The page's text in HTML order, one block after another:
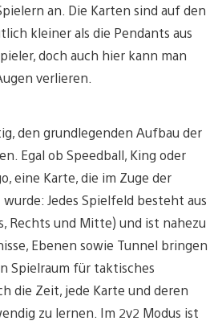
an. Die Karten sind auf den
kleiner als die Pendants aus
doch auch hier kann man
verlieren.
den grundlegenden Aufbau der
Egal ob Speedball, King oder
eine Karte, die im Zuge der
Jedes Spielfeld besteht aus
Rechts und Mitte) und ist nahezu
Ebenen sowie Tunnel bringen
Spielraum für taktisches
die Zeit, jede Karte und deren
zu lernen. Im 2v2 Modus ist